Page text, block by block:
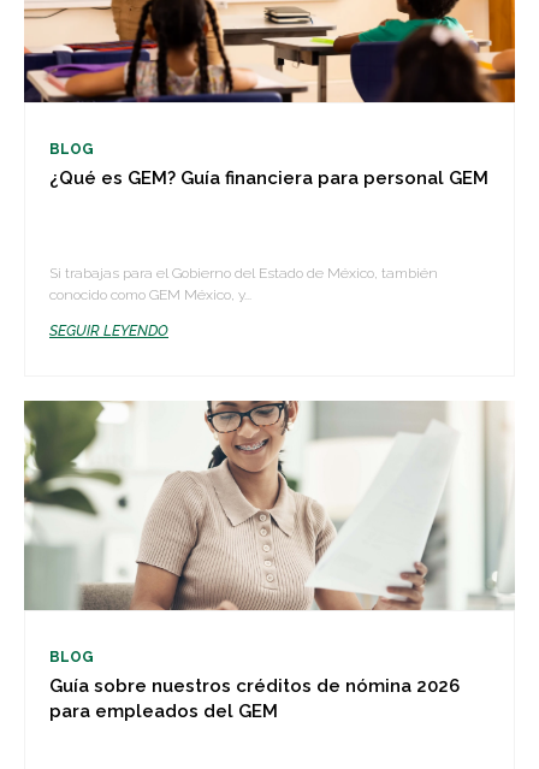
BLOG
¿Qué es GEM? Guía financiera para personal GEM
Si trabajas para el Gobierno del Estado de México, también
conocido como GEM México, y...
SEGUIR LEYENDO
BLOG
Guía sobre nuestros créditos de nómina 2026
para empleados del GEM